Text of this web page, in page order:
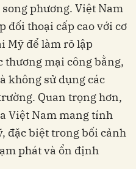
phương. Việt Nam
đối thoại cấp cao với cơ
Mỹ để làm rõ lập
thương mại công bằng,
không sử dụng các
Quan trọng hơn,
Việt Nam mang tính
đặc biệt trong bối cảnh
phát và ổn định